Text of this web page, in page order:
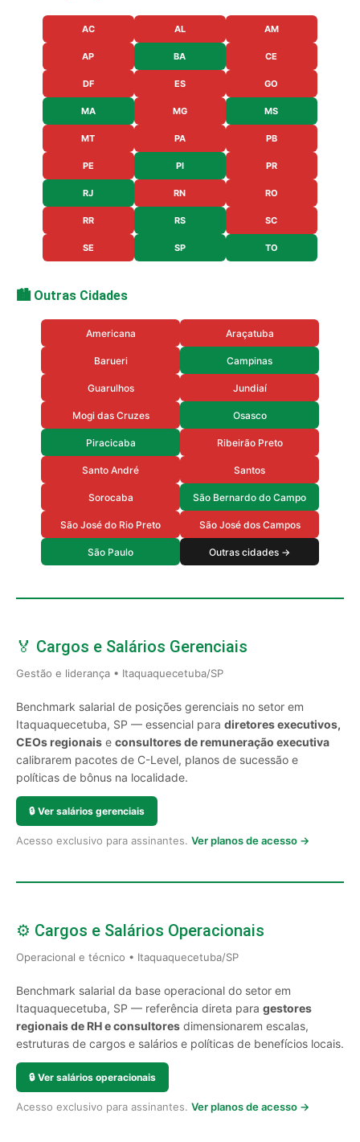
AC AL AM
AP BA CE
DF ES GO
MA MG MS
MT PA PB
PE PI PR
RJ RN RO
RR RS SC
SE SP TO
🏙️ Outras Cidades
Americana Araçatuba
Barueri Campinas
Guarulhos Jundiaí
Mogi das Cruzes Osasco
Piracicaba Ribeirão Preto
Santo André Santos
Sorocaba São Bernardo do Campo
São José do Rio Preto São José dos Campos
São Paulo Outras cidades →
🏅 Cargos e Salários Gerenciais
Gestão e liderança • Itaquaquecetuba/SP
Benchmark salarial de posições gerenciais no setor em
Itaquaquecetuba, SP — essencial para diretores executivos,
CEOs regionais e consultores de remuneração executiva
calibrarem pacotes de C-Level, planos de sucessão e
políticas de bônus na localidade.
🔒 Ver salários gerenciais
Acesso exclusivo para assinantes. Ver planos de acesso →
⚙️ Cargos e Salários Operacionais
Operacional e técnico • Itaquaquecetuba/SP
Benchmark salarial da base operacional do setor em
Itaquaquecetuba, SP — referência direta para gestores
regionais de RH e consultores dimensionarem escalas,
estruturas de cargos e salários e políticas de benefícios locais.
🔒 Ver salários operacionais
Acesso exclusivo para assinantes. Ver planos de acesso →